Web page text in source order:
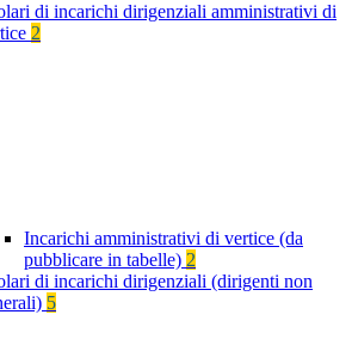
di incarichi dirigenziali amministrativi di
2
Incarichi amministrativi di vertice (da
pubblicare in tabelle) 2
di incarichi dirigenziali (dirigenti non
5